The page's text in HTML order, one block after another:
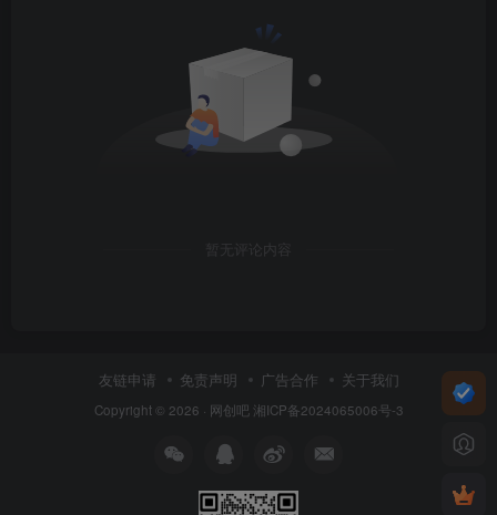
暂无评论内容
友链申请 免责声明 广告合作 关于我们
Copyright © 2026 · 网创吧 湘ICP备2024065006号-3